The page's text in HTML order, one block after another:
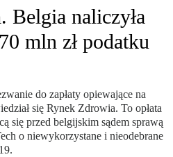
Belgia naliczyła
mln zł podatku
do zapłaty opiewające na
się Rynek Zdrowia. To opłata
się przed belgijskim sądem sprawą
o niewykorzystane i nieodebrane